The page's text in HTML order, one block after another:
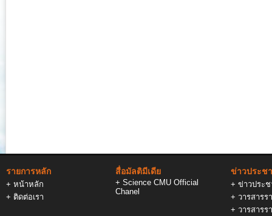
รายการหลัก
+ หน้าหลัก
+ ติดต่อเรา
สื่อมัลติมีเดีย
+ Science CMU Official
Chanel
ข่าวประช
+ ข่าวประ
+ วารสารร
+ วารสารร